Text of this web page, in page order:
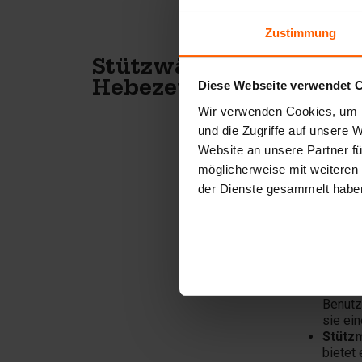
Zustimmung
Diese Webseite verwendet
Wir verwenden Cookies,
und die Zugriffe auf unsere
Website an unsere Partner
möglicherweise mit
der Dienste gesammelt
Stützwände
Hebezeuge
Bei
bieten
sie
bietet